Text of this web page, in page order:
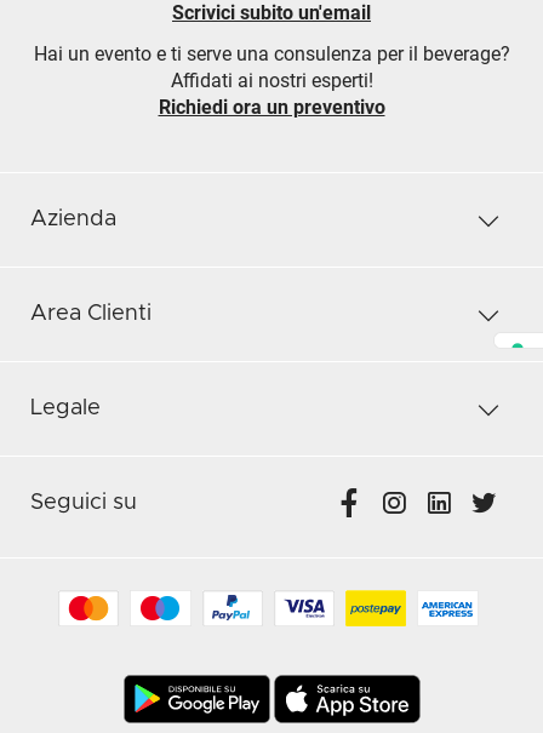
Scrivici subito un'email
Hai un evento e ti serve una consulenza per il beverage?
Affidati ai nostri esperti!
Richiedi ora un preventivo
Azienda
Area Clienti
Legale
Seguici su